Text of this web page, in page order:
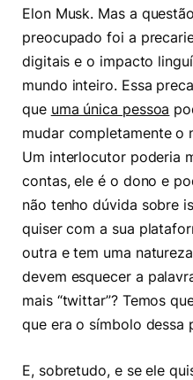
Elon Musk. Mas a
preocupado foi a
digitais e o impacto
mundo inteiro. Essa
que uma única pessoa
mudar completamente o
Um interlocutor poderia
contas, ele é o dono e
não tenho dúvida sobre
quiser com a sua
outra e tem uma
devem esquecer a
mais “twittar”? Temos
que era o símbolo dessa
E, sobretudo, e se ele